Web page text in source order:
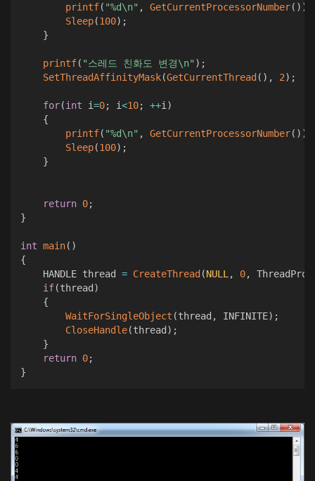
printf( "%d\n" , GetCurrentProcessorNumber( ) )
Sleep(100) ;
}
printf( "스레드 친화도 변경\n" ) ;
SetThreadAffinityMask(GetCurrentThread ( ) , 2) ;
for(int i=0; i<10; ++i )
{
printf( "%d\n" , GetCurrentProcessorNumber( ) )
Sleep(100) ;
}
return 0;
}
int main( )
{
    HANDLE thread
= CreateThread (NULL , 0, ThreadProc
if(thread )
{
WaitForSingleObject (thread , INFINITE) ;
CloseHandle(thread ) ;
}
return 0;
}